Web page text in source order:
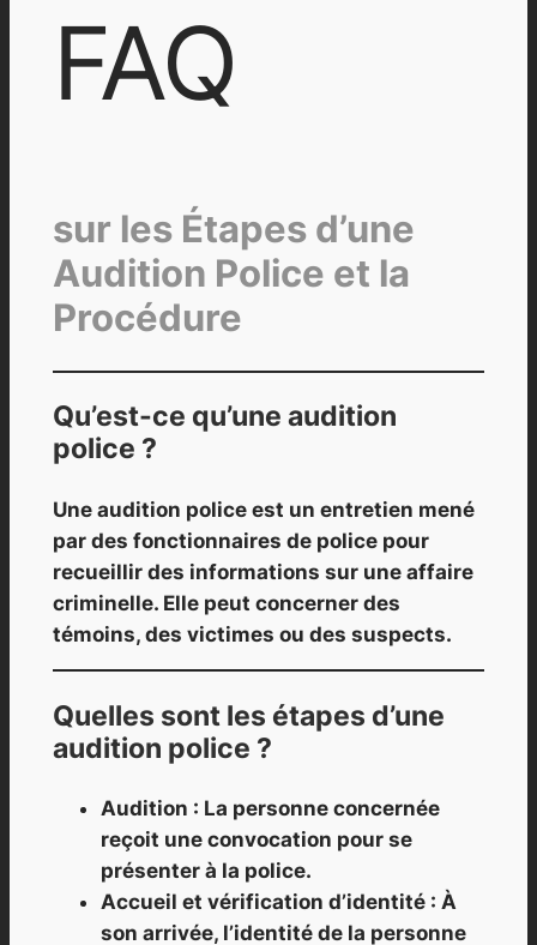
FAQ
sur les Étapes d’une
Audition Police et la
Procédure
Qu’est-ce qu’une audition
police ?
Une audition police est un entretien mené
par des fonctionnaires de police pour
recueillir des informations sur une affaire
criminelle. Elle peut concerner des
témoins, des victimes ou des suspects.
Quelles sont les étapes d’une
audition police ?
Audition : La personne concernée
reçoit une convocation pour se
présenter à la police.
Accueil et vérification d’identité : À
son arrivée, l’identité de la personne